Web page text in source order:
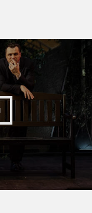
paša
citu